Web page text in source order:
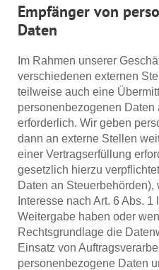
Empfänger von
Daten
Im Rahmen unserer
verschiedenen externen
teilweise auch eine
personenbezogenen
erforderlich. Wir geben
dann an externe Stellen
einer Vertragserfüllung
gesetzlich hierzu
Daten an
Interesse nach Art. 6 Abs.
Weitergabe haben oder
Rechtsgrundlage die
Einsatz von
personenbezogene Daten